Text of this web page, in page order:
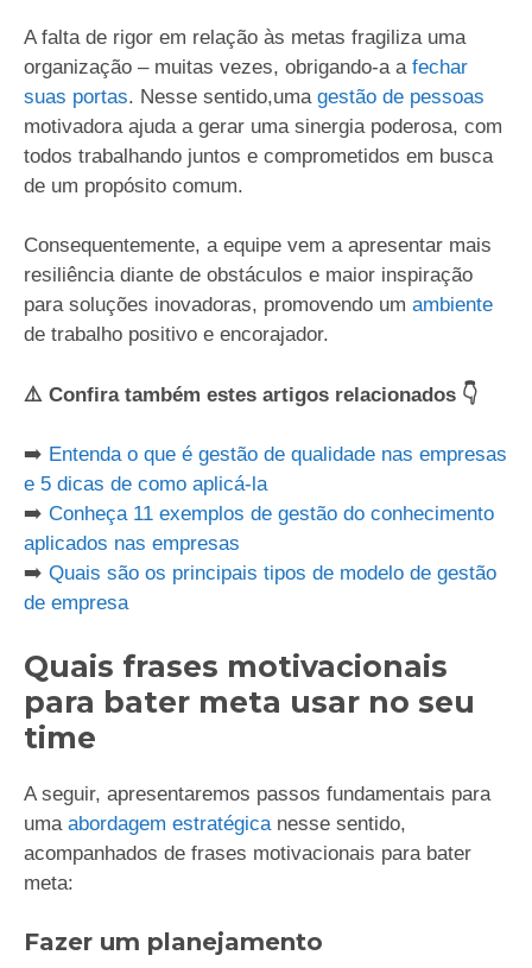
A falta de rigor em relação às metas fragiliza uma
organização – muitas vezes, obrigando-a a fechar
suas portas. Nesse sentido,uma gestão de pessoas
motivadora ajuda a gerar uma sinergia poderosa, com
todos trabalhando juntos e comprometidos em busca
de um propósito comum.
Consequentemente, a equipe vem a apresentar mais
resiliência diante de obstáculos e maior inspiração
para soluções inovadoras, promovendo um ambiente
de trabalho positivo e encorajador.
⚠️ Confira também estes artigos relacionados 👇
➡️ Entenda o que é gestão de qualidade nas empresas
e 5 dicas de como aplicá-la
➡️ Conheça 11 exemplos de gestão do conhecimento
aplicados nas empresas
➡️ Quais são os principais tipos de modelo de gestão
de empresa
Quais frases motivacionais
para bater meta usar no seu
time
A seguir, apresentaremos passos fundamentais para
uma abordagem estratégica nesse sentido,
acompanhados de frases motivacionais para bater
meta:
Fazer um planejamento